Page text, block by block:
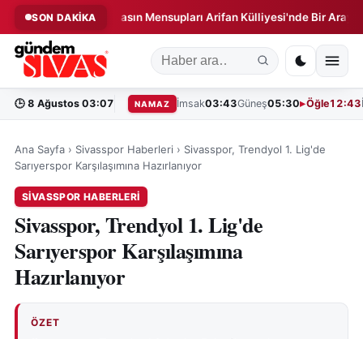
SON DAKİKA
Sivas'ta Basın Mensupları Arifan Külliyesi'nde Bir Araya Geldi!
🕒 8 Ağustos 03:07 NAMAZ İmsak03:43Güneş05:30 Öğle12:43
Ana Sayfa › Sivasspor Haberleri › Sivasspor, Trendyol 1. Lig'de
Sarıyerspor Karşılaşımına Hazırlanıyor
SIVASSPOR HABERLERI
Sivasspor, Trendyol 1. Lig'de
Sarıyerspor Karşılaşımına
Hazırlanıyor
ÖZET